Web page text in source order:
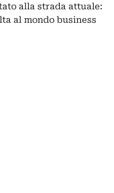
alla strada attuale:
al mondo business